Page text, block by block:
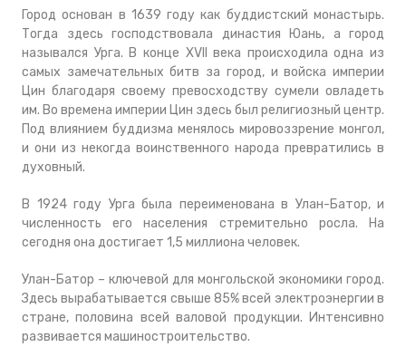
Город основан в 1639 году как буддистский монастырь.
Тогда здесь господствовала династия Юань, а город
назывался Урга. В конце XVII века происходила одна из
самых замечательных битв за город, и войска империи
Цин благодаря своему превосходству сумели овладеть
им. Во времена империи Цин здесь был религиозный центр.
Под влиянием буддизма менялось мировоззрение монгол,
и они из некогда воинственного народа превратились в
духовный.
В 1924 году Урга была переименована в Улан-Батор, и
численность его населения стремительно росла. На
сегодня она достигает 1,5 миллиона человек.
Улан-Батор – ключевой для монгольской экономики город.
Здесь вырабатывается свыше 85% всей электроэнергии в
стране, половина всей валовой продукции. Интенсивно
развивается машиностроительство.